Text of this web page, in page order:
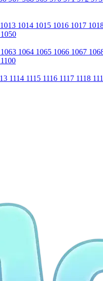
1013 1014 1015 1016 1017
1050
1063 1064 1065 1066 1067
1100
1114 1115 1116 1117 1118